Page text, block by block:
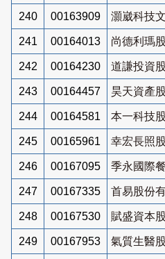
240 00163909 灝崴科技
241 00164013 尚德利瑪
242 00164230 道謙投資
243 00164457 昊天資產
244 00164581 本一科技
245 00165961 幸宏長照
246 00167095 季永國際
247 00167335 首易股份
248 00167530 賦盛資本
249 00167953 氣質生醫